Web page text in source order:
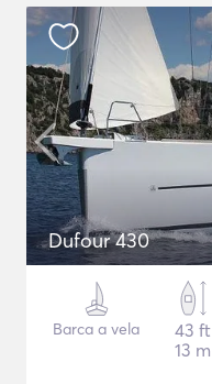
Dufour 430
Barca a vela
43 ft
13 m